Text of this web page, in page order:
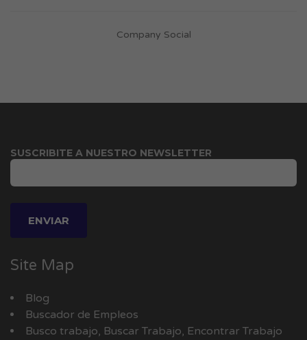
Company Social
SUSCRIBITE A NUESTRO NEWSLETTER
Site Map
Blog
Buscador de Empleos
Busco trabajo, Buscar Trabajo, Encontrar Trabajo